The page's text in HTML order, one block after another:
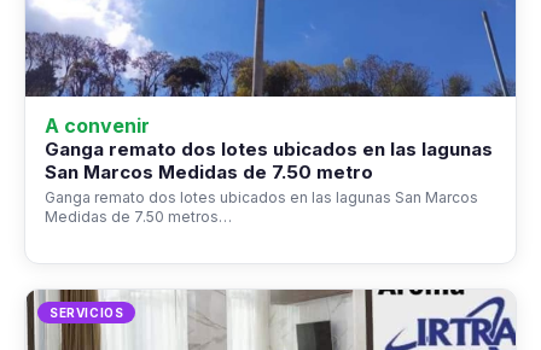
A convenir
Ganga remato dos lotes ubicados en las lagunas
San Marcos Medidas de 7.50 metro
Ganga remato dos lotes ubicados en las lagunas San Marcos
Medidas de 7.50 metros…
SERVICIOS